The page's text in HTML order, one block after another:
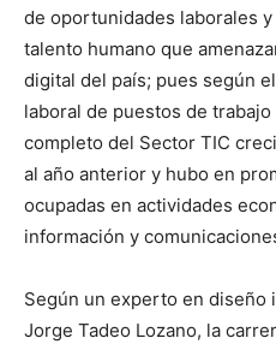
de oportunidades laborales
talento humano que
digital del país; pues según
laboral de puestos de
completo del Sector TIC
al año anterior y hubo en
ocupadas en actividades
información y
Según un experto en diseño
Jorge Tadeo Lozano, la